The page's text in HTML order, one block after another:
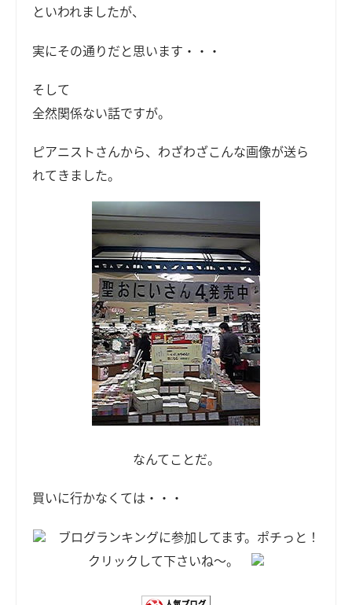
といわれましたが、
実にその通りだと思います・・・
そして
全然関係ない話ですが。
ピアニストさんから、わざわざこんな画像が送ら
れてきました。
なんてことだ。
買いに行かなくては・・・
ブログランキングに参加してます。ポチっと！
クリックして下さいね～。